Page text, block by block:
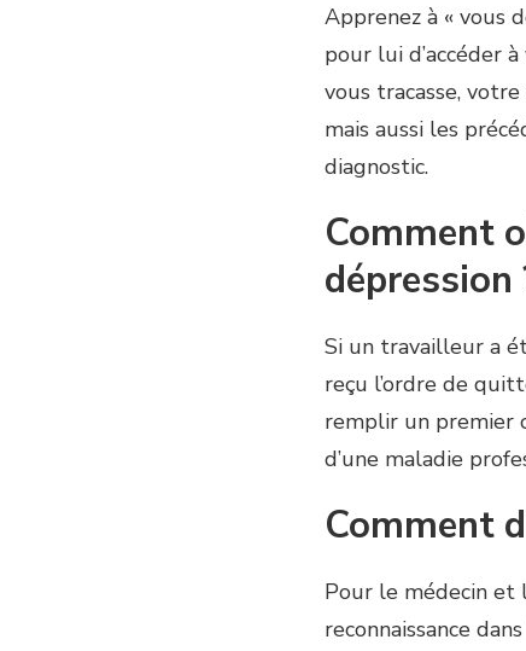
Apprenez à « vous
pour lui d’accéder
vous tracasse,
mais aussi les
diagnostic.
Comment
dépression
Si un travailleur a
reçu l’ordre de
remplir un premier
d’une maladie
Comment
Pour le médecin et
reconnaissance